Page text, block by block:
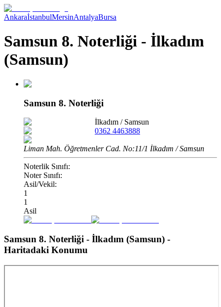
AnkaraİstanbulMersinAntalyaBursa
Samsun 8. Noterliği - İlkadım
(Samsun)
Samsun 8. Noterliği
İlkadım / Samsun
0362 4463888
Liman Mah. Öğretmenler Cad. No:11/1 İlkadım / Samsun
Noterlik Sınıfı:
Noter Sınıfı:
Asil/Vekil:
1
1
Asil
Samsun 8. Noterliği - İlkadım (Samsun) -
Haritadaki Konumu